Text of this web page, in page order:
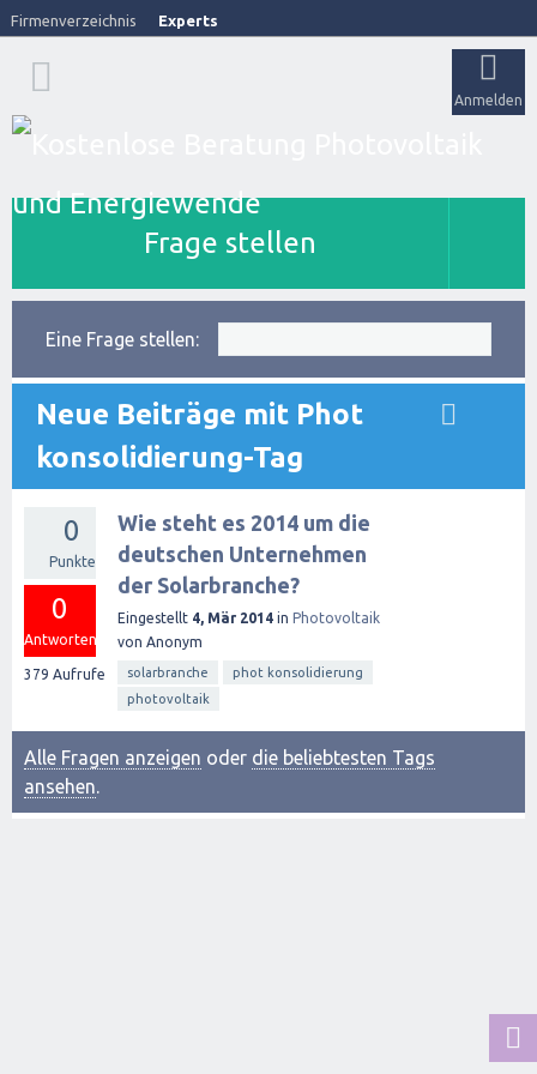
Firmenverzeichnis Experts
Anmelden
Frage stellen
Eine Frage stellen:
Neue Beiträge mit Phot
konsolidierung-Tag
0
Punkte
0
Antworten
379 Aufrufe
Wie steht es 2014 um die
deutschen Unternehmen
der Solarbranche?
Eingestellt 4, Mär 2014 in Photovoltaik
von Anonym
solarbranche
phot konsolidierung
photovoltaik
Alle Fragen anzeigen oder die beliebtesten Tags
ansehen.